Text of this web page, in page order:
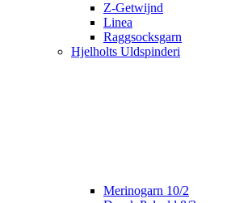
Z-Getwijnd
Linea
Raggsocksgarn
Hjelholts Uldspinderi
Merinogarn 10/2